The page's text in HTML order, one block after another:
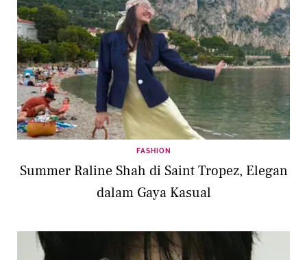
FASHION
Summer Raline Shah di Saint Tropez, Elegan
dalam Gaya Kasual